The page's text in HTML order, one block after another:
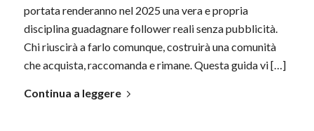
portata renderanno nel 2025 una vera e propria
disciplina guadagnare follower reali senza pubblicità.
Chi riuscirà a farlo comunque, costruirà una comunità
che acquista, raccomanda e rimane. Questa guida vi […]
Continua a leggere